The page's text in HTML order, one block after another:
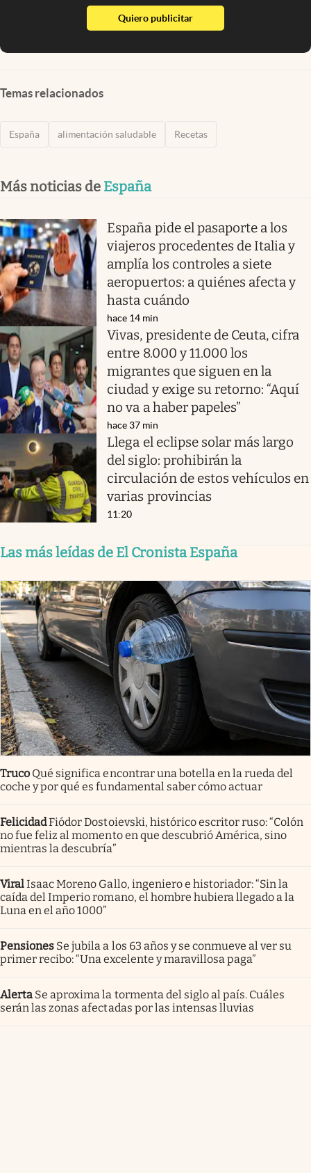
Quiero publicitarabre en nueva pestaña
Temas relacionados
España alimentación saludable Recetas
Más noticias de España
España pide el pasaporte a los
viajeros procedentes de Italia y
amplía los controles a siete
aeropuertos: a quiénes afecta y
hasta cuándo
hace 14 min
Vivas, presidente de Ceuta, cifra
entre 8.000 y 11.000 los
migrantes que siguen en la
ciudad y exige su retorno: “Aquí
no va a haber papeles”
hace 37 min
Llega el eclipse solar más largo
del siglo: prohibirán la
circulación de estos vehículos en
varias provincias
11:20
Las más leídas de El Cronista España
Truco Qué significa encontrar una botella en la rueda del
coche y por qué es fundamental saber cómo actuar
FelicidadFiódor Dostoievski, histórico escritor ruso: “Colón
no fue feliz al momento en que descubrió América, sino
mientras la descubría”
ViralIsaac Moreno Gallo, ingeniero e historiador: “Sin la
caída del Imperio romano, el hombre hubiera llegado a la
Luna en el año 1000”
Pensiones Se jubila a los 63 años y se conmueve al ver su
primer recibo: “Una excelente y maravillosa paga”
Alerta Se aproxima la tormenta del siglo al país. Cuáles
serán las zonas afectadas por las intensas lluvias